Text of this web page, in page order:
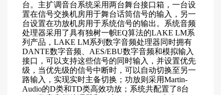
台。主扩调音台系统采用两台舞台接口箱，一台设
置在信号交换机房用于舞台话筒信号的输入，另一
台设置在功放机房用于系统信号的输出。系统音频
处理器采用了具有独树一帜EQ算法的LAKE LM系
列产品，LAKE LM系列数字音频处理器同时拥有
DANTE数字音频、AES/EBU数字音频和模拟输入
接口，可以支持这些信号的同时输入，并设置优先
级，当优先级的信号中断时，可以自动切换至另一
路输入，实现实时主备切换；功放则采用Martin-
Audio的D类和TD类高效功放；系统共配置了8台